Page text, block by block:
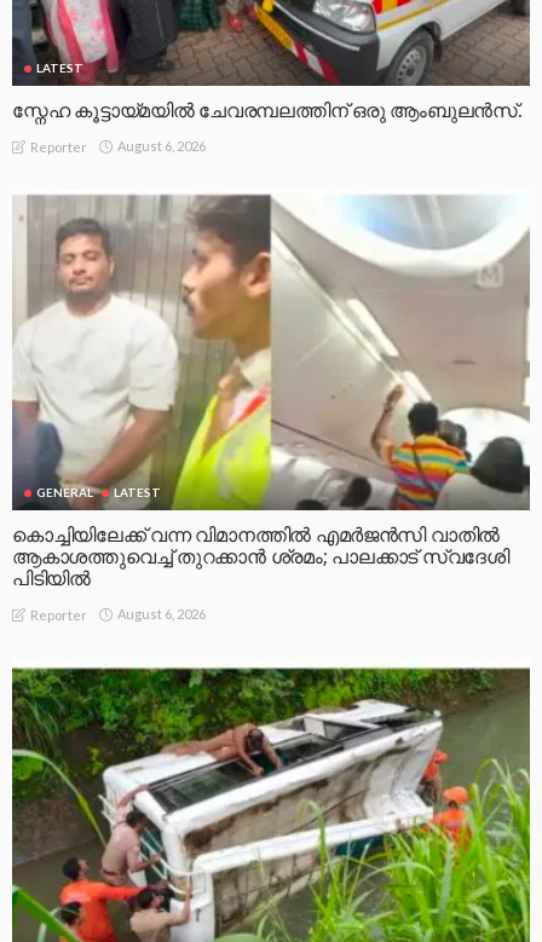
LATEST
സ്നേഹ കൂട്ടായ്മയിൽ ചേവരമ്പലത്തിന് ഒരു ആംബുലൻസ്.
Reporter August 6, 2026
GENERAL LATEST
കൊച്ചിയിലേക്ക് വന്ന വിമാനത്തിൽ എമർജൻസി വാതിൽ
ആകാശത്തുവെച്ച് തുറക്കാൻ ശ്രമം; പാലക്കാട് സ്വദേശി
പിടിയിൽ
Reporter August 6, 2026